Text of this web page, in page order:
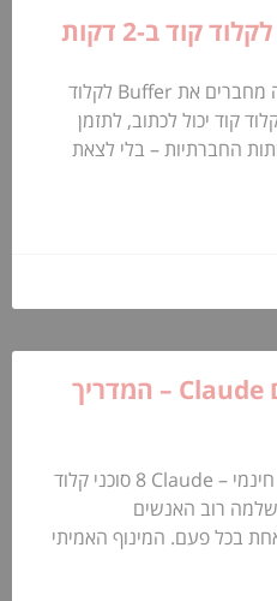
ESTRATEGIX מדריך התקנה מחברים את Buffer לקלוד
קלוד קוד יכול לכתוב, לתזמן
החברתיות – בלי לצאת
8 סוכני AI לשיווק עם Claude – המדריך
Building Leverage מדריך חינמי – Claude ‏8 סוכני קלוד
רוב האנשים
בכל פעם. המינוף האמיתי